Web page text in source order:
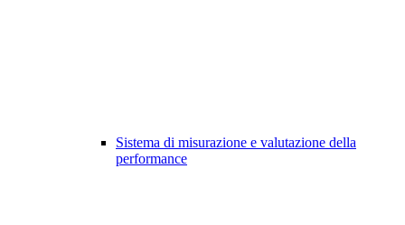
Sistema di misurazione e valutazione della
performance